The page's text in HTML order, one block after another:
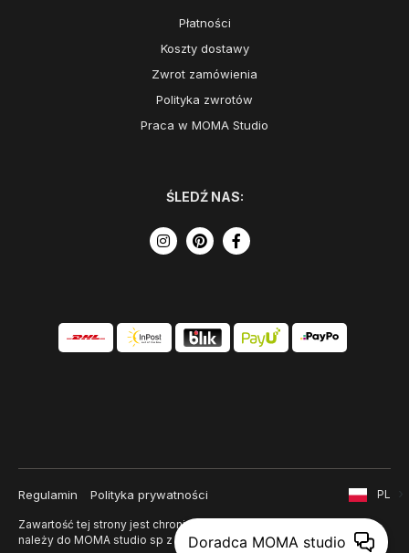
Płatności
Koszty dostawy
Zwrot zamówienia
Polityka zwrotów
Praca w MOMA Studio
ŚLEDŹ NAS:
Regulamin Polityka prywatności
Zawartość tej strony jest chroniona prawem autorskim i
należy do MOMA studio sp z o. o.
PL
Doradca MOMA studio